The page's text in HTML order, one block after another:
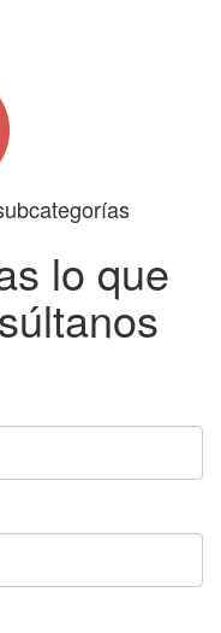
lo que